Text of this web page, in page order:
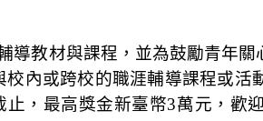
導教材與課程，並為鼓勵青年
內或跨校的職涯輔導課程或活
止，最高獎金新臺幣3萬元，歡